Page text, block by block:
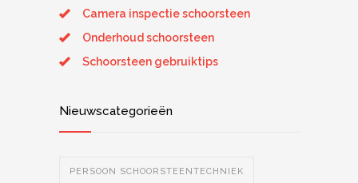
Camera inspectie schoorsteen
Onderhoud schoorsteen
Schoorsteen gebruiktips
Nieuwscategorieën
PERSOON SCHOORSTEENTECHNIEK